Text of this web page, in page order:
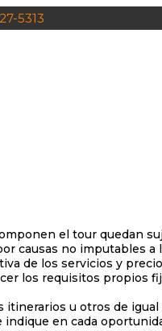
5313
el tour
causas no imputables
de los servicios y
los requisitos propios
u otros de
en cada